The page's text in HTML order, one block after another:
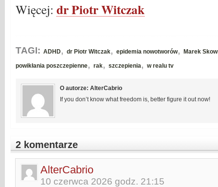
Więcej: dr Piotr Witczak
TAGI: ADHD, dr Piotr Witczak, epidemia nowotworów, Marek
powikłania poszczepienne, rak, szczepienia, w realu tv
O autorze: AlterCabrio
If you don’t know what freedom is, better figure it out now!
2 komentarze
AlterCabrio
10 czerwca 2026 godz. 21:15